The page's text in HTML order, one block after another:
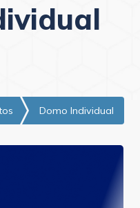
Domo Individual